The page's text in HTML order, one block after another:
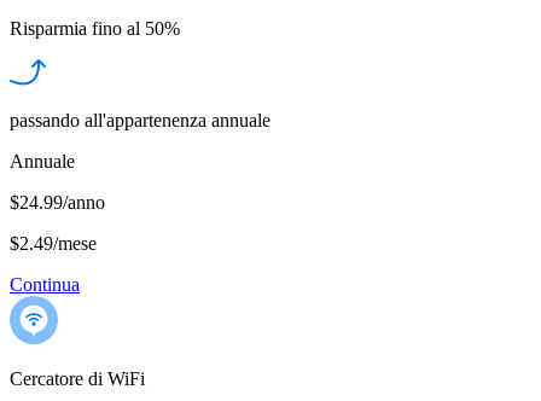
Risparmia fino al 50%
passando all'appartenenza annuale
Annuale
$24.99/anno
$2.49/mese
Continua
Cercatore di WiFi